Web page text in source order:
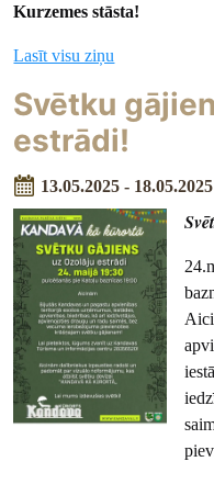
Kurzemes stāsta!
Lasīt visu ziņu
Svētku
estrādi!
13.05.2025 - 18.05.2025